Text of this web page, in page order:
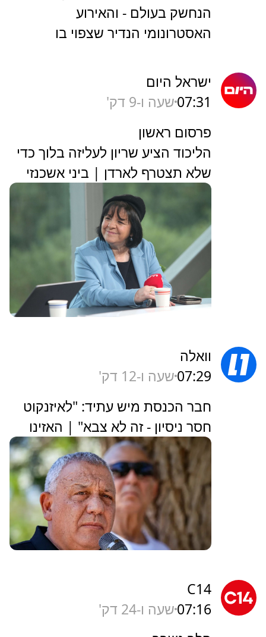
הנחשק בעולם - והאירוע
האסטרונומי הנדיר שצפוי בו
ישראל היום
07:31שעה ו-9 דק'
פרסום ראשון
הליכוד הציע שריון לעליזה בלוך כדי
שלא תצטרף לארדן | ביני אשכנזי
וואלה
07:29שעה ו-12 דק'
חבר הכנסת מיש עתיד: "לאיזנקוט
חסר ניסיון - זה לא צבא" | האזינו
C14
07:16שעה ו-24 דק'